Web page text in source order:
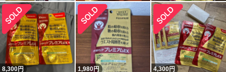
8,300円 1,980円 4,300円